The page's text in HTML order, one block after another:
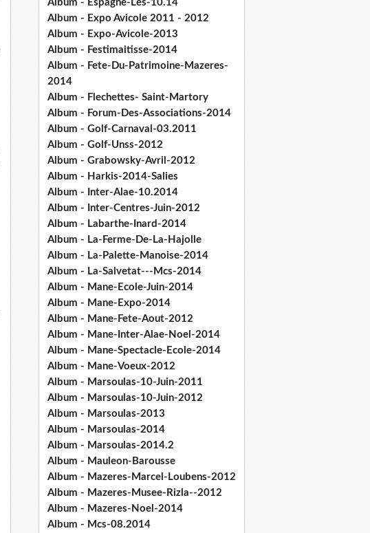
Album - Espagne-Les-10.14
Album - Expo Avicole 2011 - 2012
Album - Expo-Avicole-2013
Album - Festimaitisse-2014
Album - Fete-Du-Patrimoine-Mazeres-
2014
Album - Flechettes- Saint-Martory
Album - Forum-Des-Associations-2014
Album - Golf-Carnaval-03.2011
Album - Golf-Unss-2012
Album - Grabowsky-Avril-2012
Album - Harkis-2014-Salies
Album - Inter-Alae-10.2014
Album - Inter-Centres-Juin-2012
Album - Labarthe-Inard-2014
Album - La-Ferme-De-La-Hajolle
Album - La-Palette-Manoise-2014
Album - La-Salvetat---Mcs-2014
Album - Mane-Ecole-Juin-2014
Album - Mane-Expo-2014
Album - Mane-Fete-Aout-2012
Album - Mane-Inter-Alae-Noel-2014
Album - Mane-Spectacle-Ecole-2014
Album - Mane-Voeux-2012
Album - Marsoulas-10-Juin-2011
Album - Marsoulas-10-Juin-2012
Album - Marsoulas-2013
Album - Marsoulas-2014
Album - Marsoulas-2014.2
Album - Mauleon-Barousse
Album - Mazeres-Marcel-Loubens-2012
Album - Mazeres-Musee-Rizla--2012
Album - Mazeres-Noel-2014
Album - Mcs-08.2014